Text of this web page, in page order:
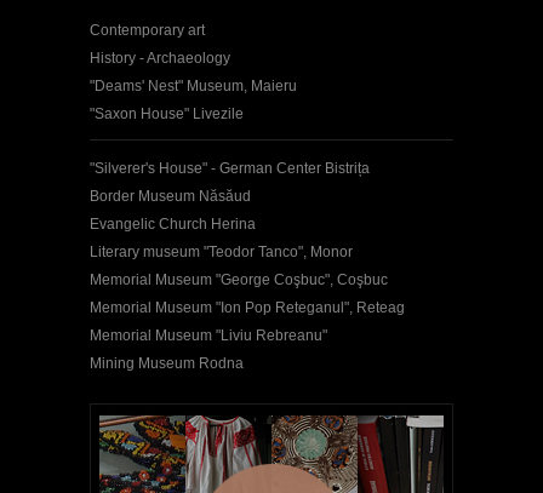
Contemporary art
History - Archaeology
"Deams' Nest" Museum, Maieru
"Saxon House" Livezile
"Silverer's House" - German Center Bistrița
Border Museum Năsăud
Evangelic Church Herina
Literary museum "Teodor Tanco", Monor
Memorial Museum "George Coşbuc", Coşbuc
Memorial Museum "Ion Pop Reteganul", Reteag
Memorial Museum "Liviu Rebreanu"
Mining Museum Rodna